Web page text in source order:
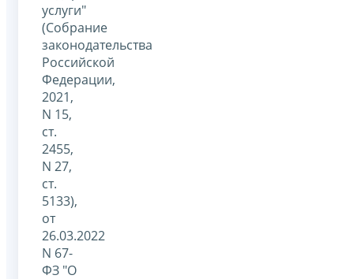
услуги"
(Собрание
законодательства
Российской
Федерации,
2021,
N 15,
ст.
2455,
N 27,
ст.
5133),
от
26.03.2022
N 67-
ФЗ "О